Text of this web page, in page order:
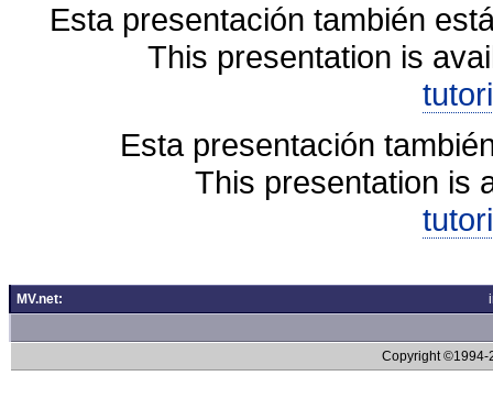
Esta presentación también
This presentation is
Esta presentación
This presentation is
MV.net:
Copyright ©1994-